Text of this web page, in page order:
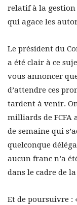
relatif à la
qui agace les
Le président du
a été clair à ce
vous annoncer
d’attendre ces
tardent à venir.
milliards de FCFA
de semaine qui
quelconque
aucun franc n’a
dans le cadre de
Et de poursuivre :